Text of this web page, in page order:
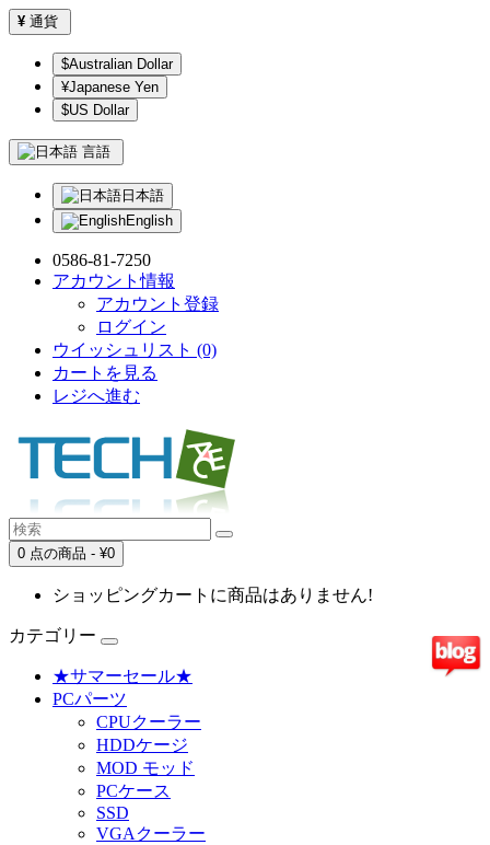
¥ 通貨
$Australian Dollar
¥Japanese Yen
$US Dollar
言語
日本語
English
0586-81-7250
アカウント情報
アカウント登録
ログイン
ウイッシュリスト (0)
カートを見る
レジへ進む
0 点の商品 - ¥0
ショッピングカートに商品はありません!
カテゴリー
★サマーセール★
PCパーツ
CPUクーラー
HDDケージ
MOD モッド
PCケース
SSD
VGAクーラー